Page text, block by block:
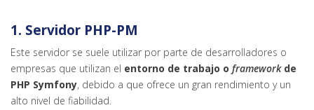
1. Servidor PHP-PM
Este servidor se suele utilizar por parte de desarrolladores o
empresas que utilizan el entorno de trabajo o frameworkde
PHP Symfony, debido a que ofrece un gran rendimiento y un
alto nivel de fiabilidad.